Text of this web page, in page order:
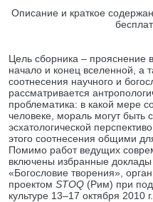
Описание и краткое
Цель сборника – прояснение
начало и конец вселенной, а
соотнесения научного и
рассматривается
проблематика: в какой мере
человеке, мораль могут быть
эсхатологической
этого соотнесения общими
Помимо работ ведущих
включены избранные
«Богословие творения»,
проектом STOQ (Рим) при
культуре 13–17 октября 2010